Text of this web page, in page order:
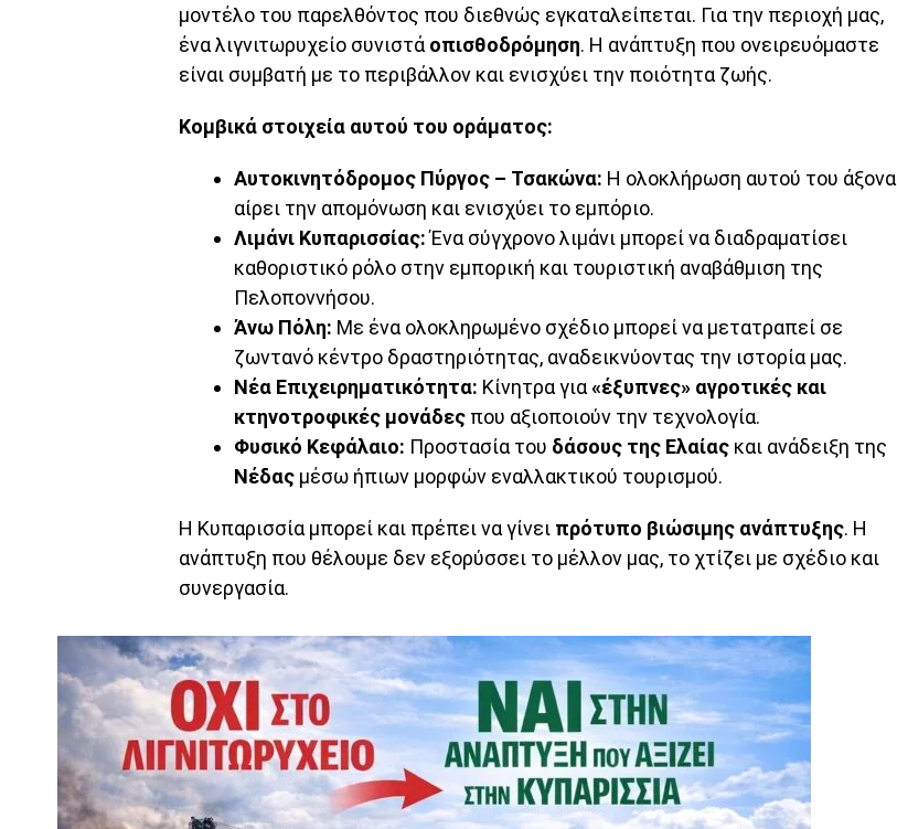
μοντέλο του παρελθόντος που διεθνώς εγκαταλείπεται. Για την περιοχή μας,
ένα λιγνιτωρυχείο συνιστάοπισθοδρόμηση. Η ανάπτυξη που ονειρευόμαστε
είναι συμβατή με το περιβάλλον και ενισχύει την ποιότητα ζωής.
Κομβικά στοιχεία αυτού του οράματος:
Αυτοκινητόδρομος Πύργος – Τσακώνα: Η ολοκλήρωση αυτού του άξονα
αίρει την απομόνωση και ενισχύει το εμπόριο.
Λιμάνι Κυπαρισσίας:Ένα σύγχρονο λιμάνι μπορεί να διαδραματίσει
καθοριστικό ρόλο στην εμπορική και τουριστική αναβάθμιση της
Πελοποννήσου.
Άνω Πόλη: Με ένα ολοκληρωμένο σχέδιο μπορεί να μετατραπεί σε
ζωντανό κέντρο δραστηριότητας, αναδεικνύοντας την ιστορία μας.
Νέα Επιχειρηματικότητα: Κίνητρα για«έξυπνες» αγροτικές και
κτηνοτροφικές μονάδες που αξιοποιούν την τεχνολογία.
Φυσικό Κεφάλαιο: Προστασία του δάσους της Ελαίας και ανάδειξη της
Νέδας μέσω ήπιων μορφών εναλλακτικού τουρισμού.
Η Κυπαρισσία μπορεί και πρέπει να γίνει πρότυπο βιώσιμης ανάπτυξης. Η
ανάπτυξη που θέλουμε δεν εξορύσσει το μέλλον μας, το χτίζει με σχέδιο και
συνεργασία.